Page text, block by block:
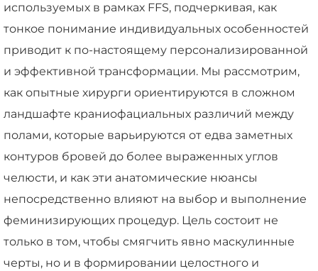
используемых в рамках FFS, подчеркивая, как
тонкое понимание индивидуальных особенностей
приводит к по-настоящему персонализированной
и эффективной трансформации. Мы рассмотрим,
как опытные хирурги ориентируются в сложном
ландшафте краниофациальных различий между
полами, которые варьируются от едва заметных
контуров бровей до более выраженных углов
челюсти, и как эти анатомические нюансы
непосредственно влияют на выбор и выполнение
феминизирующих процедур. Цель состоит не
только в том, чтобы смягчить явно маскулинные
черты, но и в формировании целостного и